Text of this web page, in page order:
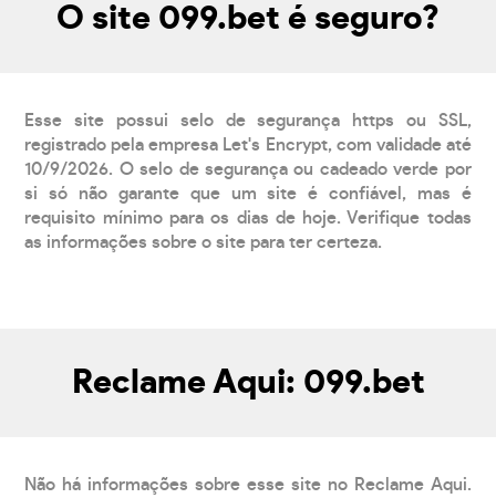
O site 099.bet é seguro?
Esse site possui selo de segurança https ou SSL,
registrado pela empresa Let's Encrypt, com validade até
10/9/2026. O selo de segurança ou cadeado verde por
si só não garante que um site é confiável, mas é
requisito mínimo para os dias de hoje. Verifique todas
as informações sobre o site para ter certeza.
Reclame Aqui: 099.bet
Não há informações sobre esse site no Reclame Aqui.